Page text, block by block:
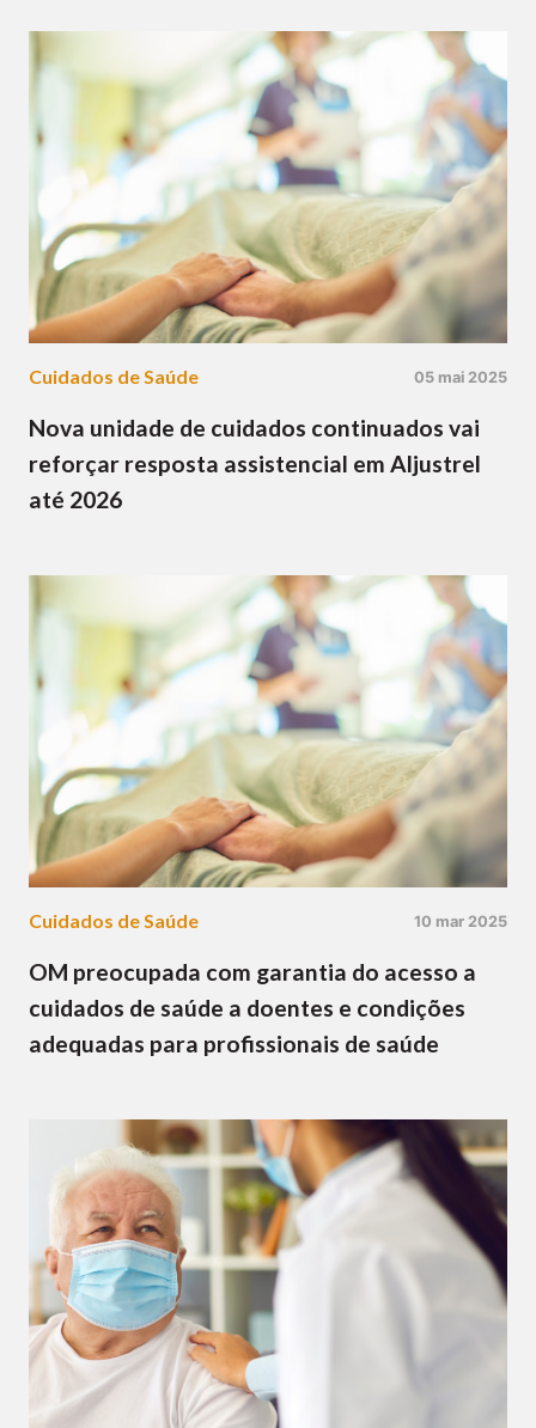
Cuidados de Saúde 05 mai 2025
Nova unidade de cuidados continuados vai
reforçar resposta assistencial em Aljustrel
até 2026
Cuidados de Saúde 10 mar 2025
OM preocupada com garantia do acesso a
cuidados de saúde a doentes e condições
adequadas para profissionais de saúde